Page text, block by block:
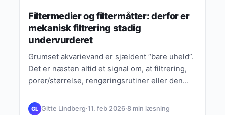
Filtermedier og filtermåtter: derfor er
mekanisk filtrering stadig
undervurderet
Grumset akvarievand er sjældent “bare uheld”.
Det er næsten altid et signal om, at filtrering,
porer/størrelse, rengøringsrutiner eller den
GL Gitte Lindberg·11. feb 2026·8 min læsning